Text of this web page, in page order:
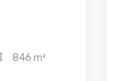
846 m²